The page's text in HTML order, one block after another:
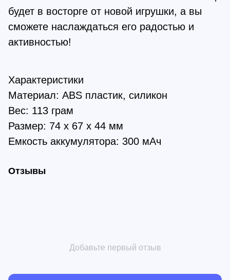
будет в восторге от новой игрушки, а вы
сможете наслаждаться его радостью и
активностью!
Характеристики
Материал: ABS пластик, силикон
Вес: 113 грам
Размер: 74 x 67 x 44 мм
Емкость аккумулятора: 300 мАч
Отзывы
Добавьте первый отзыв